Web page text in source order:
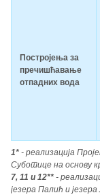
Постројења за
пречишћавање
отпадних вода
1* - реализација
Суботице на основу
7, 11 и 12** -
језера Палић и